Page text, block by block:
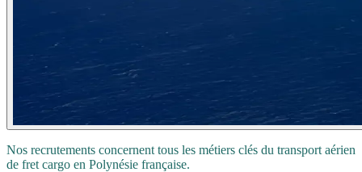
Nos recrutements concernent tous les métiers clés du transport aérien
de fret cargo en Polynésie française.